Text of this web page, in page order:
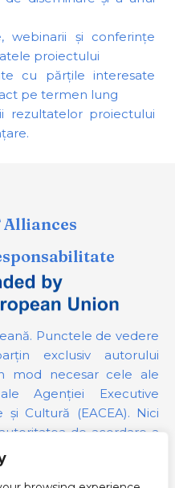
webinarii și conferințe
proiectului
cu părțile interesate
pe termen lung
rezultatelor proiectului
Alliances
Punctele de vedere
exclusiv autorului
mod necesar cele ale
Agenției Executive
Cultură (EACEA). Nici
de acordare a
pentru acestea.